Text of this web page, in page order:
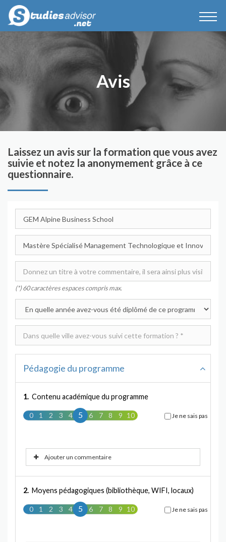
Avis
Laissez un avis sur la formation que vous avez
suivie et notez la anonymement grâce à ce
questionnaire.
(*) 60 caractères espaces compris max.
Pédagogie du programme
1. Contenu académique du programme
5
0 1 2 3 4 5 6 7 8 9 10 Je ne sais pas
Ajouter un commentaire
2. Moyens pédagogiques (bibliothèque, WIFI, locaux)
5
0 1 2 3 4 5 6 7 8 9 10 Je ne sais pas